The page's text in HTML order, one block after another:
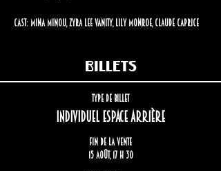
Cast: Mina Minou, Zyra Lee Vanity, Lily Monroe, Claude Caprice
Billets
Type de billet
Individuel espace arrière
Fin de la vente
15 août, 17 h 30